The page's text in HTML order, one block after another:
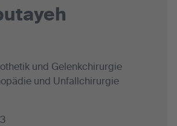
und Gelenkchirurgie
und Unfallchirurgie